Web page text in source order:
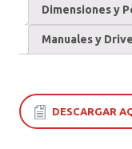
Dimensiones y
Manuales y
DESCARGAR